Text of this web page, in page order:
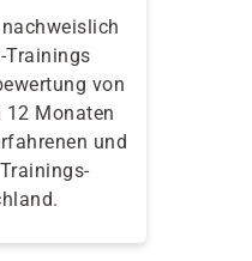
Trainings
von
Monaten
und